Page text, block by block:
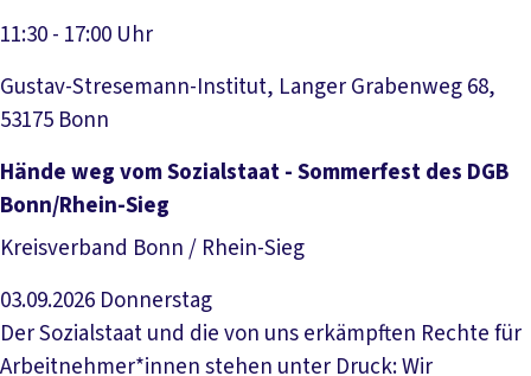
11:30 - 17:00 Uhr
Gustav-Stresemann-Institut, Langer Grabenweg 68,
53175 Bonn
Veranstaltung anzeigen
Hände weg vom Sozialstaat - Sommerfest des DGB
Bonn/Rhein-Sieg
Kreisverband Bonn / Rhein-Sieg
03.09.2026 Donnerstag
Der Sozialstaat und die von uns erkämpften Rechte für
Arbeitnehmer*innen stehen unter Druck: Wir